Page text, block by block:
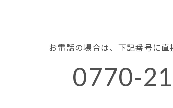
お電話の場合は、下記番号に直
0770-